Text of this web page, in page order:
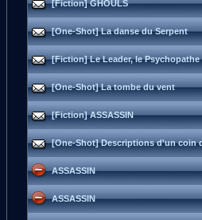
[Fiction] GHOULS
[One-Shot] La danse du Serpent
[Fiction] Le Leader, le
[One-Shot] La tombe du vent
[Fiction] ASSASSIN
[One-Shot] Descriptions d'un coin
ASSASSIN
ASSASSIN